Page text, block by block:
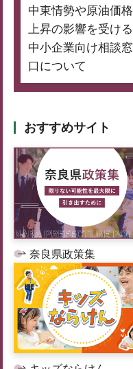
中東情勢や原油価格
上昇の影響を受ける
中小企業向け相談窓
口について
おすすめサイト
奈良県政策集